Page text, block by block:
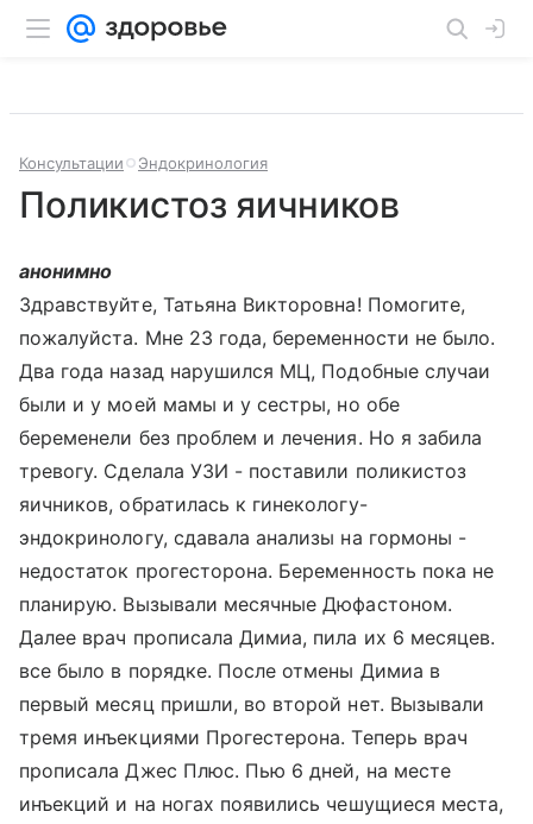
Консультации Эндокринология
Поликистоз яичников
анонимно
Здравствуйте, Татьяна Викторовна! Помогите,
пожалуйста. Мне 23 года, беременности не было.
Два года назад нарушился МЦ, Подобные случаи
были и у моей мамы и у сестры, но обе
беременели без проблем и лечения. Но я забила
тревогу. Сделала УЗИ - поставили поликистоз
яичников, обратилась к гинекологу-
эндокринологу, сдавала анализы на гормоны -
недостаток прогесторона. Беременность пока не
планирую. Вызывали месячные Дюфастоном.
Далее врач прописала Димиа, пила их 6 месяцев.
все было в порядке. После отмены Димиа в
первый месяц пришли, во второй нет. Вызывали
тремя инъекциями Прогестерона. Теперь врач
прописала Джес Плюс. Пью 6 дней, на месте
инъекций и на ногах появились чешущиеся места,